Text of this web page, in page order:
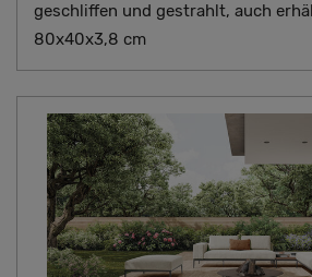
geschliffen und gestrahlt, auch
80x40x3,8 cm